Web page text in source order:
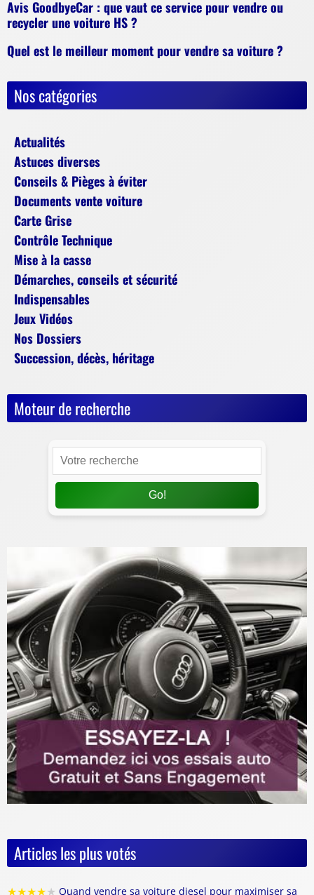
Avis GoodbyeCar : que vaut ce service pour vendre ou
recycler une voiture HS ?
Quel est le meilleur moment pour vendre sa voiture ?
Nos catégories
Actualités
Astuces diverses
Conseils & Pièges à éviter
Documents vente voiture
Carte Grise
Contrôle Technique
Mise à la casse
Démarches, conseils et sécurité
Indispensables
Jeux Vidéos
Nos Dossiers
Succession, décès, héritage
Moteur de recherche
Go!
Articles les plus votés
★★★★★ Quand vendre sa voiture diesel pour maximiser sa